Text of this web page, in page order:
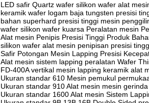
LED safir Quartz wafer silikon wafer alat
keramik wafer logam baja tungsten presisi
bahan superhard presisi tinggi mesin
wafer silikon wafer kuarsa Peralatan mesin
Alat mesin Penipis Presisi Tinggi Produk
silikon wafer alat mesin penipisan presisi
Safir Potongan Mesin Lapping Presisi
Alat mesin sistem lapping peralatan Wafer
FD-400A vertikal mesin lapping keramik alat
Ukuran standar 610 Mesin pemukul
Ukuran standar 910 Alat mesin mesin
Ukuran standar 1600 Alat mesin Sistem